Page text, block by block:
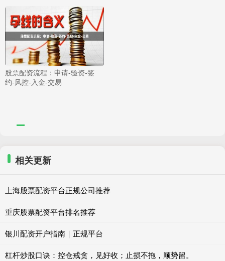
股票配资流程：申请-验资-签
约-风控-入金-交易
相关更新
上海股票配资平台正规公司推荐
重庆股票配资平台排名推荐
银川配资开户指南｜正规平台
杠杆炒股口诀：控仓戒贪，见好收；止损不拖，顺势留。